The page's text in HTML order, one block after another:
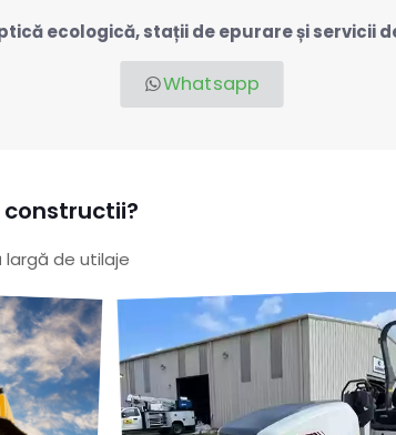
ecologică, stații de epurare și servicii
Whatsapp
largă de utilaje